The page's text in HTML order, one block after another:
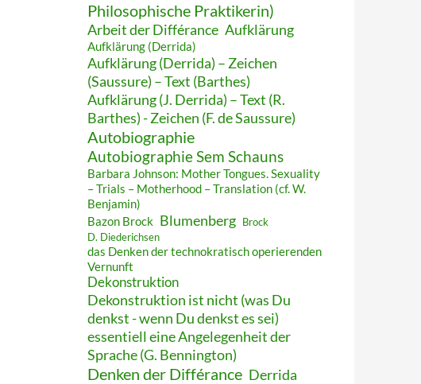
Philosophische Praktikerin)
Arbeit der Différance Aufklärung
Aufklärung (Derrida)
Aufklärung (Derrida) – Zeichen
(Saussure) – Text (Barthes)
Aufklärung (J. Derrida) – Text (R.
Barthes) - Zeichen (F. de Saussure)
Autobiographie
Autobiographie Sem Schauns
Barbara Johnson: Mother Tongues. Sexuality
– Trials – Motherhood – Translation (cf. W.
Benjamin)
Bazon Brock Blumenberg Brock
D. Diederichsen
das Denken der technokratisch operierenden
Vernunft
Dekonstruktion
Dekonstruktion ist nicht (was Du
denkst - wenn Du denkst es sei)
essentiell eine Angelegenheit der
Sprache (G. Bennington)
Denken der Différance Derrida